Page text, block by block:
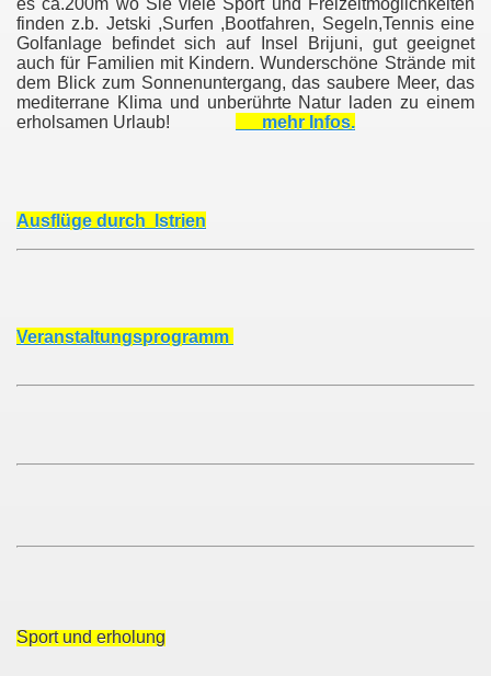
es ca.200m wo Sie viele Sport und Freizeitmöglichkeiten
finden z.b. Jetski ,Surfen ,Bootfahren, Segeln,Tennis eine
Golfanlage befindet sich auf Insel Brijuni, gut geeignet
auch für Familien mit Kindern. Wunderschöne Strände mit
dem Blick zum Sonnenuntergang, das saubere Meer, das
mediterrane Klima und unberührte Natur laden zu einem
erholsamen Urlaub!
mehr Infos.
Ausflüge durch Istrien
Veranstaltungsprogramm
Sport und erholung